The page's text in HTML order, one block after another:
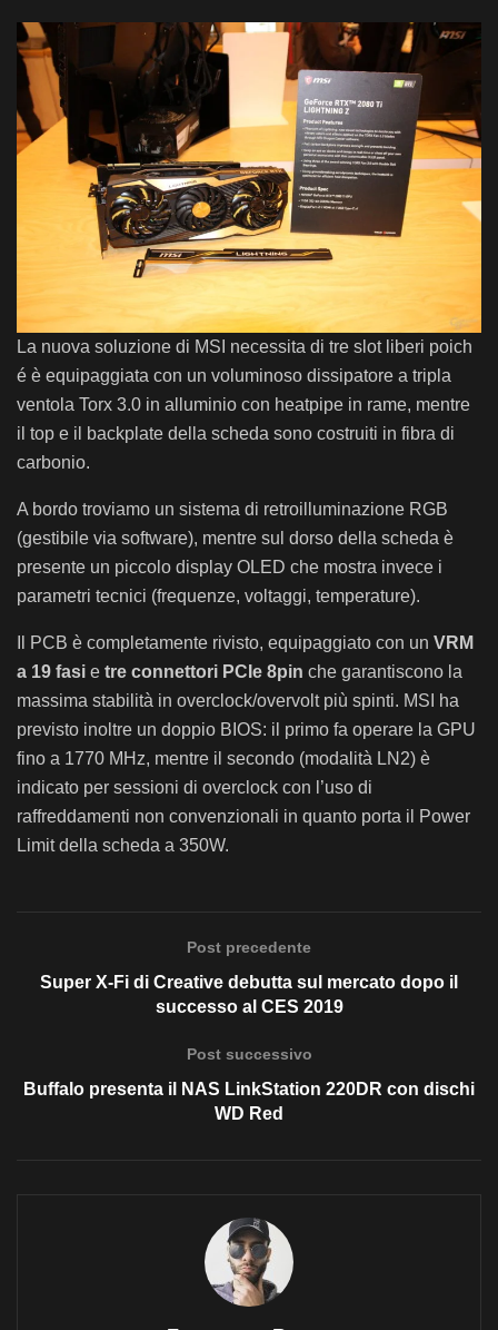
La nuova soluzione di MSI necessita di tre slot liberi poich
é è equipaggiata con un voluminoso dissipatore a tripla
ventola Torx 3.0 in alluminio con heatpipe in rame, mentre
il top e il backplate della scheda sono costruiti in fibra di
carbonio.
A bordo troviamo un sistema di retroilluminazione RGB
(gestibile via software), mentre sul dorso della scheda è
presente un piccolo display OLED che mostra invece i
parametri tecnici (frequenze, voltaggi, temperature).
Il PCB è completamente rivisto, equipaggiato con un VRM
a 19 fasi e tre connettori PCIe 8pin che garantiscono la
massima stabilità in overclock/overvolt più spinti. MSI ha
previsto inoltre un doppio BIOS: il primo fa operare la GPU
fino a 1770 MHz, mentre il secondo (modalità LN2) è
indicato per sessioni di overclock con l’uso di
raffreddamenti non convenzionali in quanto porta il Power
Limit della scheda a 350W.
Post precedente
Super X-Fi di Creative debutta sul mercato dopo il
successo al CES 2019
Post successivo
Buffalo presenta il NAS LinkStation 220DR con dischi
WD Red